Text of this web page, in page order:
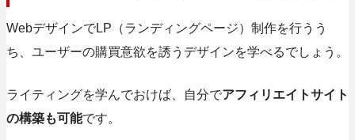
WebデザインでLP（ランディングページ）制作を行うう
ち、ユーザーの購買意欲を誘うデザインを学べるでしょう。
ライティングを学んでおけば、自分でアフィリエイトサイト
の構築も可能です。